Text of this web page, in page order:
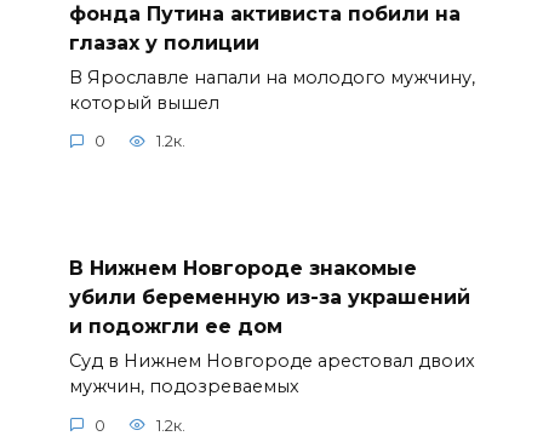
фонда Путина активиста побили на
глазах у полиции
В Ярославле напали на молодого мужчину,
который вышел
0 1.2к.
В Нижнем Новгороде знакомые
убили беременную из-за украшений
и подожгли ее дом
Суд в Нижнем Новгороде арестовал двоих
мужчин, подозреваемых
0 1.2к.